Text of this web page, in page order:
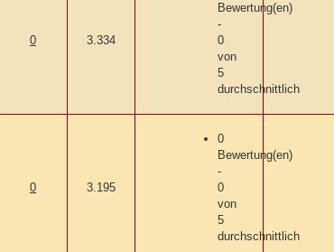
0 3.334
Bewertung(en)
-
0
von
5
durchschnittlich
0 3.195
0
Bewertung(en)
-
0
von
5
durchschnittlich